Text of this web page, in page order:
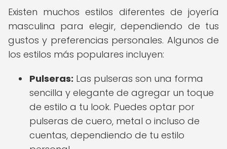
Existen muchos estilos diferentes de joyería
masculina para elegir, dependiendo de tus
gustos y preferencias personales. Algunos de
los estilos más populares incluyen:
Pulseras: Las pulseras son una forma
sencilla y elegante de agregar un toque
de estilo a tu look. Puedes optar por
pulseras de cuero, metal o incluso de
cuentas, dependiendo de tu estilo